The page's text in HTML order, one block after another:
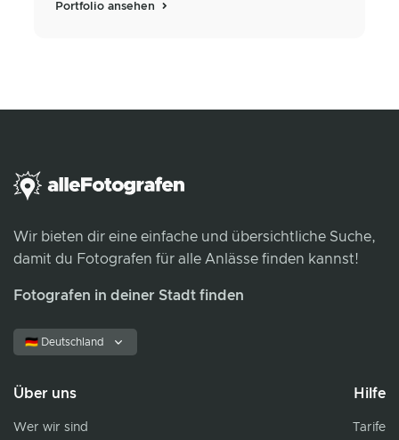
Portfolio ansehen
Wir bieten dir eine einfache und übersichtliche Suche,
damit du Fotografen für alle Anlässe finden kannst!
Fotografen in deiner Stadt finden
🇩🇪 Deutschland
Über uns
Wer wir sind
Hilfe
Tarife